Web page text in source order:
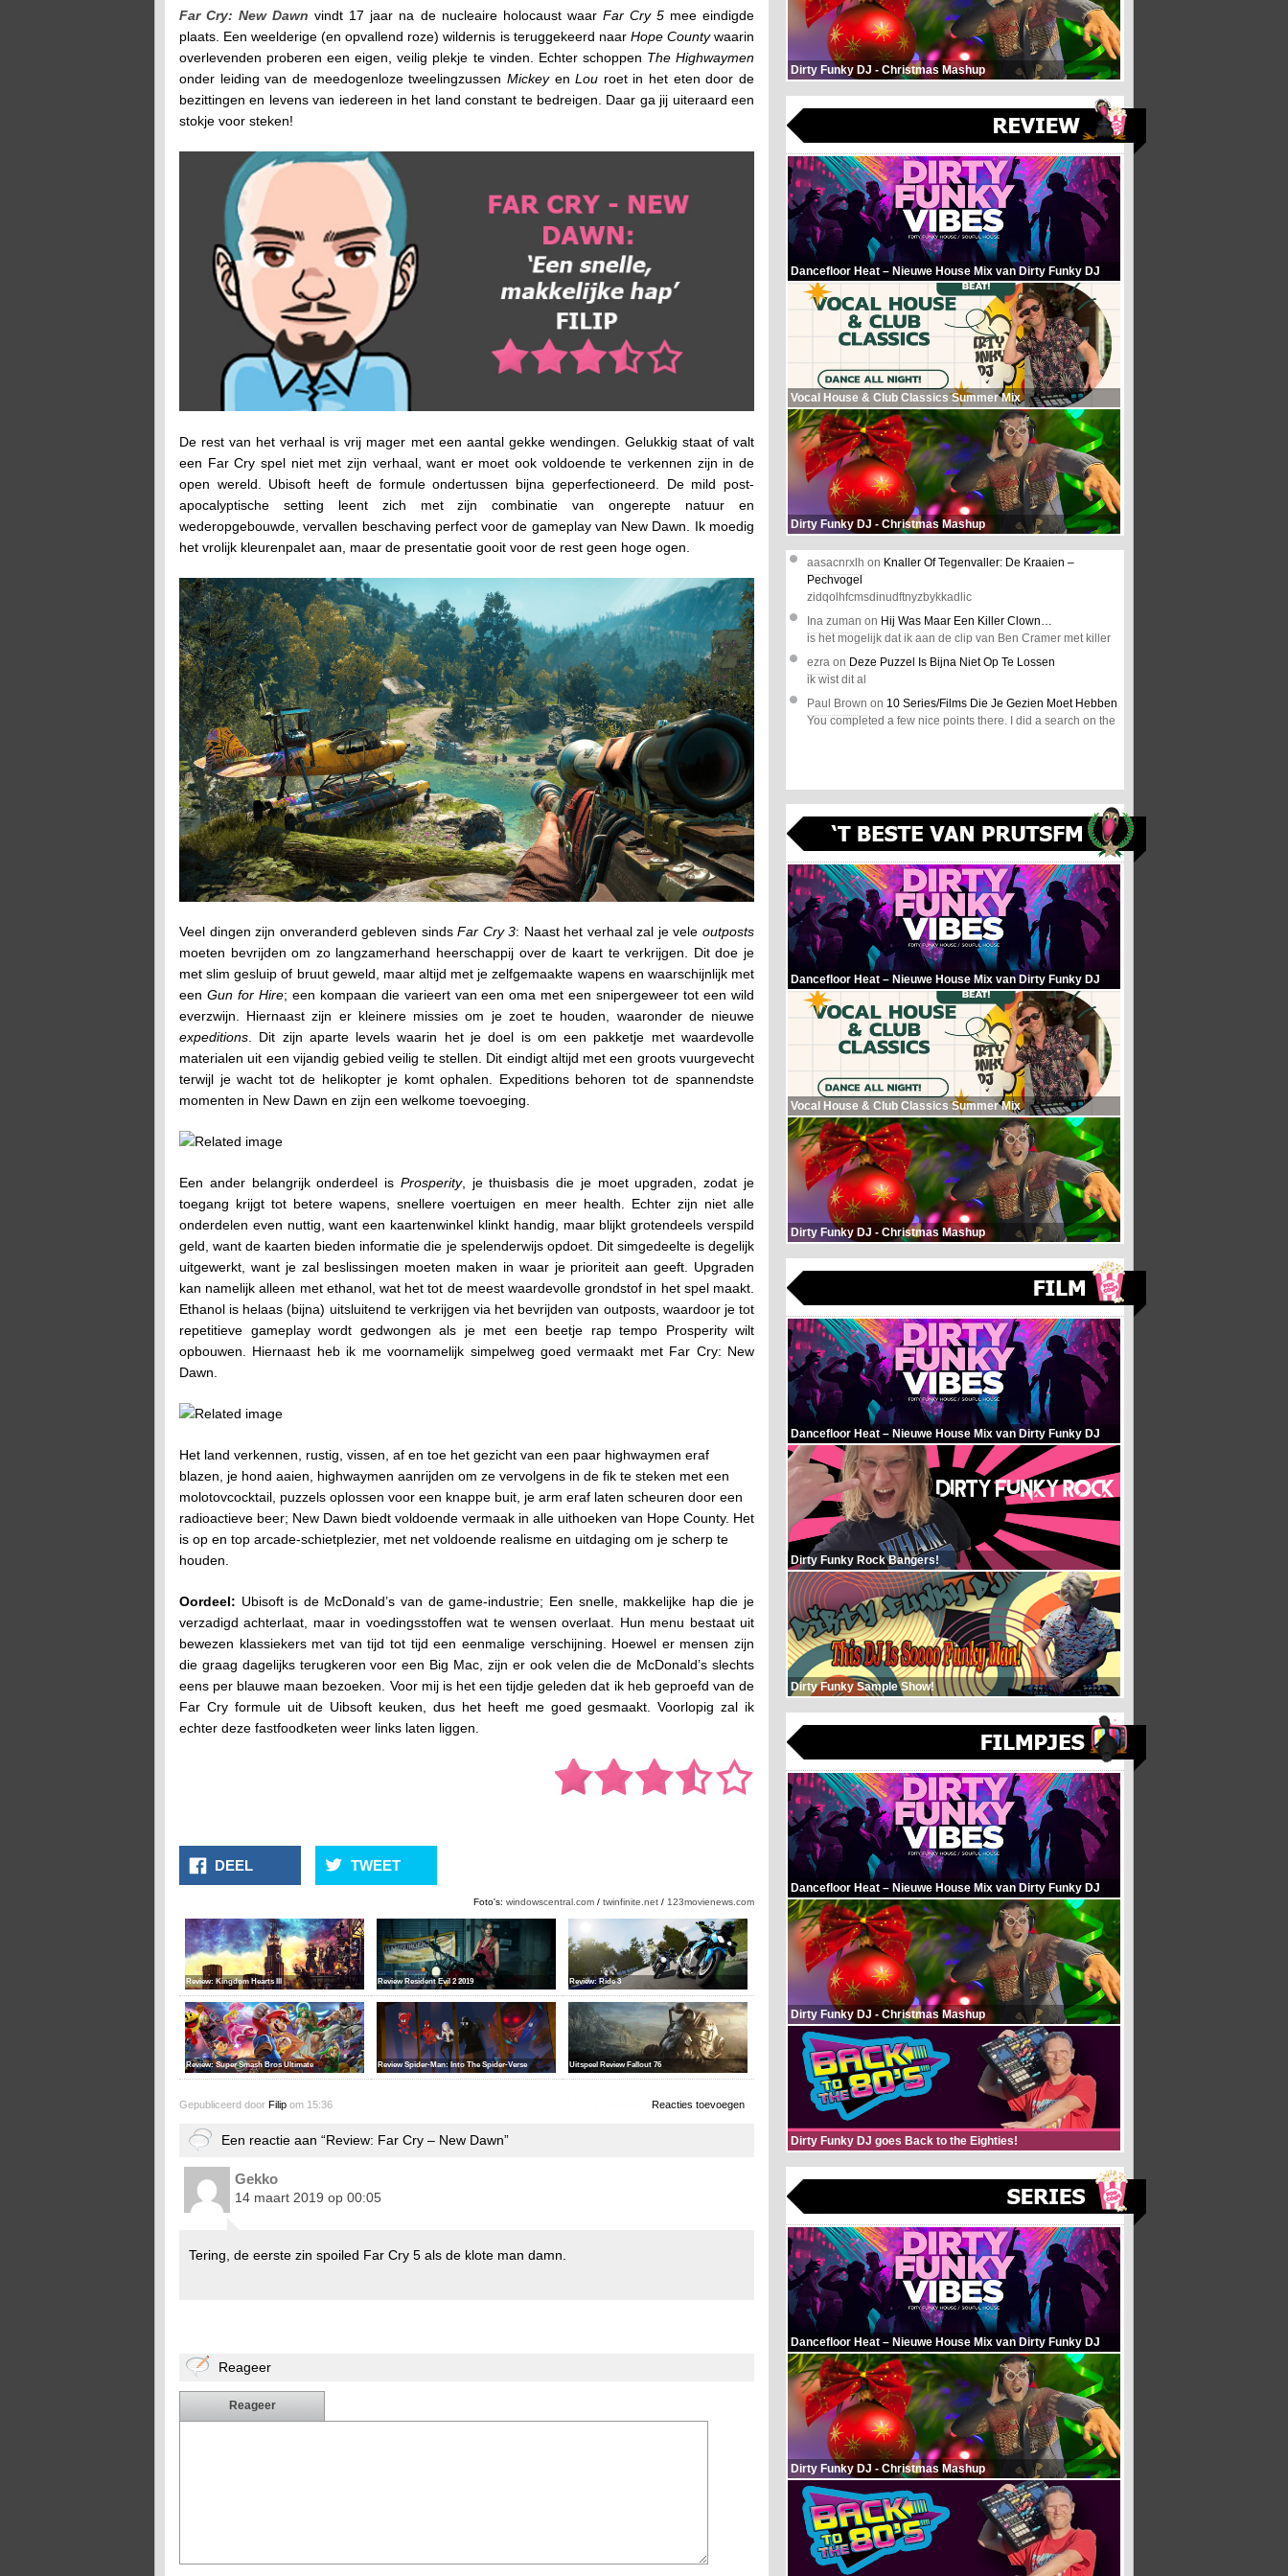
Far Cry: New Dawnvindt 17 jaar na de nucleaire holocaust waar Far Cry 5mee eindigde
plaats. Een weelderige (en opvallend roze) wildernis is teruggekeerd naar Hope Countywaarin
overlevenden proberen een eigen, veilig plekje te vinden. Echter schoppen The Highwaymen
onder leiding van de meedogenloze tweelingzussen MickeyenLou roet in het eten door de
bezittingen en levens van iedereen in het land constant te bedreigen. Daar ga jij uiteraard een
stokje voor steken!
De rest van het verhaal is vrij mager met een aantal gekke wendingen. Gelukkig staat of valt
een Far Cry spel niet met zijn verhaal, want er moet ook voldoende te verkennen zijn in de
open wereld. Ubisoft heeft de formule ondertussen bijna geperfectioneerd. De mild post-
apocalyptische setting leent zich met zijn combinatie van ongerepte natuur en
wederopgebouwde, vervallen beschaving perfect voor de gameplay van New Dawn. Ik moedig
het vrolijk kleurenpalet aan, maar de presentatie gooit voor de rest geen hoge ogen.
Veel dingen zijn onveranderd gebleven sindsFar Cry 3: Naast het verhaal zal je veleoutposts
moeten bevrijden om zo langzamerhand heerschappij over de kaart te verkrijgen. Dit doe je
met slim gesluip of bruut geweld, maar altijd met je zelfgemaakte wapens en waarschijnlijk met
een Gun for Hire; een kompaan die varieert van een oma met een snipergeweer tot een wild
everzwijn. Hiernaast zijn er kleinere missies om je zoet te houden, waaronder de nieuwe
expeditions. Dit zijn aparte levels waarin het je doel is om een pakketje met waardevolle
materialen uit een vijandig gebied veilig te stellen. Dit eindigt altijd met een groots vuurgevecht
terwijl je wacht tot de helikopter je komt ophalen. Expeditions behoren tot de spannendste
momenten in New Dawn en zijn een welkome toevoeging.
Een ander belangrijk onderdeel is Prosperity, je thuisbasis die je moet upgraden, zodat je
toegang krijgt tot betere wapens, snellere voertuigen en meer health. Echter zijn niet alle
onderdelen even nuttig, want een kaartenwinkel klinkt handig, maar blijkt grotendeels verspild
geld, want de kaarten bieden informatie die je spelenderwijs opdoet. Dit simgedeelte is degelijk
uitgewerkt, want je zal beslissingen moeten maken in waar je prioriteit aan geeft. Upgraden
kan namelijk alleen met ethanol, wat het tot de meest waardevolle grondstof in het spel maakt.
Ethanol is helaas (bijna) uitsluitend te verkrijgen via het bevrijden van outposts, waardoor je tot
repetitieve gameplay wordt gedwongen als je met een beetje rap tempo Prosperity wilt
opbouwen. Hiernaast heb ik me voornamelijk simpelweg goed vermaakt met Far Cry: New
Dawn.
Het land verkennen, rustig, vissen, af en toe het gezicht van een paar highwaymen eraf
blazen, je hond aaien, highwaymen aanrijden om ze vervolgens in de fik te steken met een
molotovcocktail, puzzels oplossen voor een knappe buit, je arm eraf laten scheuren door een
radioactieve beer; New Dawn biedt voldoende vermaak in alle uithoeken van Hope County. Het
is op en top arcade-schietplezier, met net voldoende realisme en uitdaging om je scherp te
houden.
Oordeel: Ubisoft is de McDonald’s van de game-industrie; Een snelle, makkelijke hap die je
verzadigd achterlaat, maar in voedingsstoffen wat te wensen overlaat. Hun menu bestaat uit
bewezen klassiekers met van tijd tot tijd een eenmalige verschijning. Hoewel er mensen zijn
die graag dagelijks terugkeren voor een Big Mac, zijn er ook velen die de McDonald’s slechts
eens per blauwe maan bezoeken. Voor mij is het een tijdje geleden dat ik heb geproefd van de
Far Cry formule uit de Uibsoft keuken, dus het heeft me goed gesmaakt. Voorlopig zal ik
echter deze fastfoodketen weer links laten liggen.
DEEL TWEET
Foto's: windowscentral.com / twinfinite.net / 123movienews.com
Review: Kingdom Hearts III Review Resident Evil 2 2019 Review: Ride 3
Review: Super Smash Bros Ultimate Review Spider-Man: Into The Spider-Verse Uitspeel Review Fallout 76
Gepubliceerd door Filip om 15:36 Reacties toevoegen
Een reactie aan “Review: Far Cry – New Dawn”
Gekko
14 maart 2019 op 00:05
Tering, de eerste zin spoiled Far Cry 5 als de klote man damn.
Reageer
Reageer
Dirty Funky DJ - Christmas Mashup
Dancefloor Heat – Nieuwe House Mix van Dirty Funky DJ
Vocal House & Club Classics Summer Mix
Dirty Funky DJ - Christmas Mashup
aasacnrxlh on Knaller Of Tegenvaller: De Kraaien –
Pechvogel
zidqolhfcmsdinudftnyzbykkadlic
Ina zuman on Hij Was Maar Een Killer Clown…
is het mogelijk dat ik aan de clip van Ben Cramer met killer
ezra on Deze Puzzel Is Bijna Niet Op Te Lossen
ik wist dit al
Paul Brown on 10 Series/Films Die Je Gezien Moet Hebben
You completed a few nice points there. I did a search on the
Dancefloor Heat – Nieuwe House Mix van Dirty Funky DJ
Vocal House & Club Classics Summer Mix
Dirty Funky DJ - Christmas Mashup
Dancefloor Heat – Nieuwe House Mix van Dirty Funky DJ
Dirty Funky Rock Bangers!
Dirty Funky Sample Show!
Dancefloor Heat – Nieuwe House Mix van Dirty Funky DJ
Dirty Funky DJ - Christmas Mashup
Dirty Funky DJ goes Back to the Eighties!
Dancefloor Heat – Nieuwe House Mix van Dirty Funky DJ
Dirty Funky DJ - Christmas Mashup